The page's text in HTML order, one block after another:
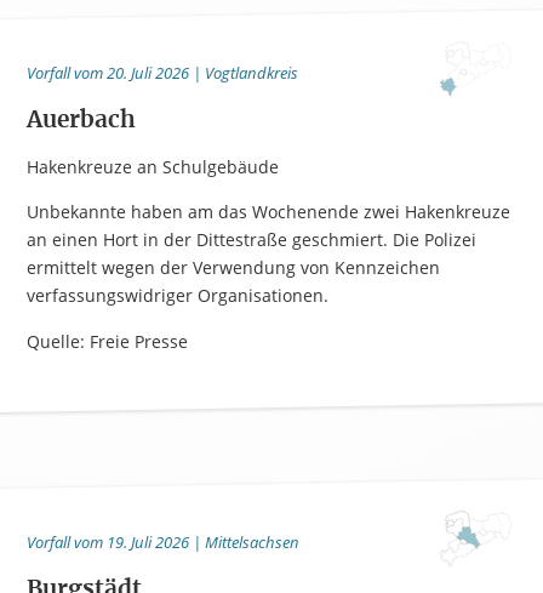
Vorfall vom 20. Juli 2026 | Vogtlandkreis
Auerbach
Hakenkreuze an Schulgebäude
Unbekannte haben am das Wochenende zwei Hakenkreuze
an einen Hort in der Dittestraße geschmiert. Die Polizei
ermittelt wegen der Verwendung von Kennzeichen
verfassungswidriger Organisationen.
Quelle: Freie Presse
Vorfall vom 19. Juli 2026 | Mittelsachsen